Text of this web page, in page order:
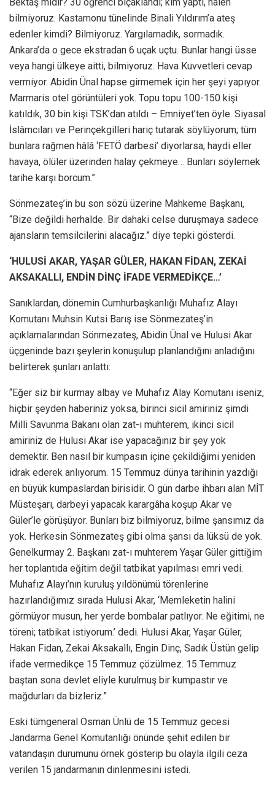
Bektaş mıdır? 30 öğrenci bıçaklandı; kim yaptı, halen
bilmiyoruz. Kastamonu tünelinde Binali Yıldırım’a ateş
edenler kimdi? Bilmiyoruz. Yargılamadık, sormadık.
Ankara’da o gece ekstradan 6 uçak uçtu. Bunlar hangi üsse
veya hangi ülkeye aitti, bilmiyoruz. Hava Kuvvetleri cevap
vermiyor. Abidin Ünal hapse girmemek için her şeyi yapıyor.
Marmaris otel görüntüleri yok. Topu topu 100-150 kişi
katıldık, 30 bin kişi TSK’dan atıldı – Emniyet’ten öyle. Siyasal
İslâmcıları ve Perinçekgilleri hariç tutarak söylüyorum; tüm
bunlara rağmen hâlâ ‘FETÖ darbesi’ diyorlarsa; haydi eller
havaya, ölüler üzerinden halay çekmeye… Bunları söylemek
tarihe karşı borcum.”
Sönmezateş’in bu son sözü üzerine Mahkeme Başkanı,
“Bize değildi herhalde. Bir dahaki celse duruşmaya sadece
ajansların temsilcilerini alacağız.” diye tepki gösterdi.
‘HULUSİ AKAR, YAŞAR GÜLER, HAKAN FİDAN, ZEKAİ
AKSAKALLI, ENDİN DİNÇ İFADE VERMEDİKÇE…’
Sanıklardan, dönemin Cumhurbaşkanlığı Muhafız Alayı
Komutanı Muhsin Kutsi Barış ise Sönmezateş’in
açıklamalarından Sönmezateş, Abidin Ünal ve Hulusi Akar
üçgeninde bazı şeylerin konuşulup planlandığını anladığını
belirterek şunları anlattı:
“Eğer siz bir kurmay albay ve Muhafız Alay Komutanı iseniz,
hiçbir şeyden haberiniz yoksa, birinci sicil amiriniz şimdi
Milli Savunma Bakanı olan zat-ı muhterem, ikinci sicil
amiriniz de Hulusi Akar ise yapacağınız bir şey yok
demektir. Ben nasıl bir kumpasın içine çekildiğimi yeniden
idrak ederek anlıyorum. 15 Temmuz dünya tarihinin yazdığı
en büyük kumpaslardan birisidir. O gün darbe ihbarı alan MİT
Müsteşarı, darbeyi yapacak karargâha koşup Akar ve
Güler’le görüşüyor. Bunları biz bilmiyoruz, bilme şansımız da
yok. Herkesin Sönmezateş gibi olma şansı da lüksü de yok.
Genelkurmay 2. Başkanı zat-ı muhterem Yaşar Güler gittiğim
her toplantıda eğitim değil tatbikat yapılması emri vedi.
Muhafız Alayı’nın kuruluş yıldönümü törenlerine
hazırlandığımız sırada Hulusi Akar, ‘Memleketin halini
görmüyor musun, her yerde bombalar patlıyor. Ne eğitimi, ne
töreni; tatbikat istiyorum.’ dedi. Hulusi Akar, Yaşar Güler,
Hakan Fidan, Zekai Aksakallı, Engin Dinç, Sadık Üstün gelip
ifade vermedikçe 15 Temmuz çözülmez. 15 Temmuz
baştan sona devlet eliyle kurulmuş bir kumpastır ve
mağdurları da bizleriz.”
Eski tümgeneral Osman Ünlü de 15 Temmuz gecesi
Jandarma Genel Komutanlığı önünde şehit edilen bir
vatandaşın durumunu örnek gösterip bu olayla ilgili ceza
verilen 15 jandarmanın dinlenmesini istedi.